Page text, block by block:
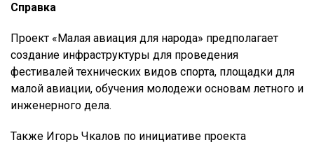
Справка
Проект «Малая авиация для народа» предполагает
создание инфраструктуры для проведения
фестивалей технических видов спорта, площадки для
малой авиации, обучения молодежи основам летного и
инженерного дела.
Также Игорь Чкалов по инициативе проекта